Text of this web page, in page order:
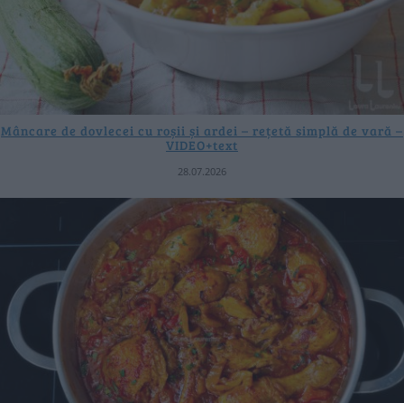
Mâncare de dovlecei cu roșii și ardei – rețetă simplă de vară –
VIDEO+text
28.07.2026